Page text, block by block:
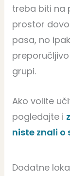
treba biti na
prostor
pasa, no
grupi.
Ako volite
pogledajte i
niste znali
Dodatne